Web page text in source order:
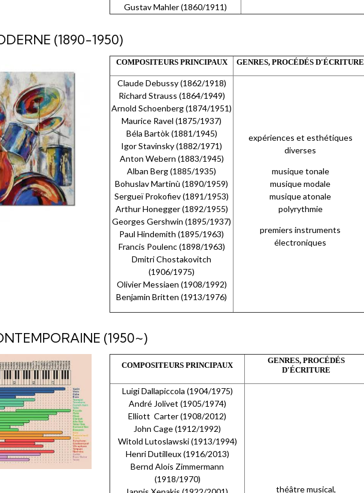
Gustav Mahler (1860/1911)
(1890-1950)
COMPOSITEURS PRINCIPAUX GENRES, PROCÉDÉS D'ÉCRITURE
Claude Debussy (1862/1918)
Richard Strauss (1864/1949)
Arnold Schoenberg (1874/1951)
Maurice Ravel (1875/1937)
Béla Bartòk (1881/1945)
Igor Stavinsky (1882/1971)
Anton Webern (1883/1945)
Alban Berg (1885/1935)
Bohuslav Martinù (1890/1959)
Sergueï Prokofiev (1891/1953)
Arthur Honegger (1892/1955)
Georges Gershwin (1895/1937)
Paul Hindemith (1895/1963)
Francis Poulenc (1898/1963)
Dmitri Chostakovitch
(1906/1975)
Olivier Messiaen (1908/1992)
Benjamin Britten (1913/1976)
expériences et esthétiques
diverses
musique tonale
musique modale
musique atonale
polyrythmie
premiers instruments
électroniques
(1950~)
COMPOSITEURS PRINCIPAUX
GENRES, PROCÉDÉS
D'ÉCRITURE
Luigi Dallapiccola (1904/1975)
André Jolivet (1905/1974)
Elliott Carter (1908/2012)
John Cage (1912/1992)
Witold Lutoslawski (1913/1994)
Henri Dutilleux (1916/2013)
Bernd Alois Zimmermann
(1918/1970)
théâtre musical,